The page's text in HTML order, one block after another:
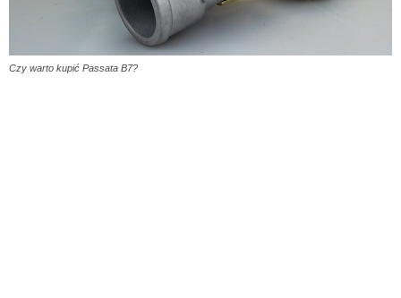
Czy warto kupić Passata B7?